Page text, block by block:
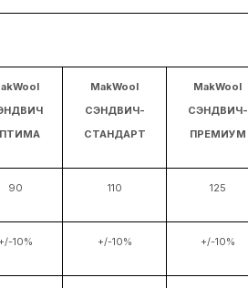
MakWool
СЭНДВИЧ-
СТАНДАРТ
MakWool
СЭНДВИЧ-
ПРЕМИУМ
90 110 125
+/-10% +/-10% +/-10%